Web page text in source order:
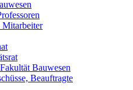
Mitarbeiter
Bauwesen
Beauftragte